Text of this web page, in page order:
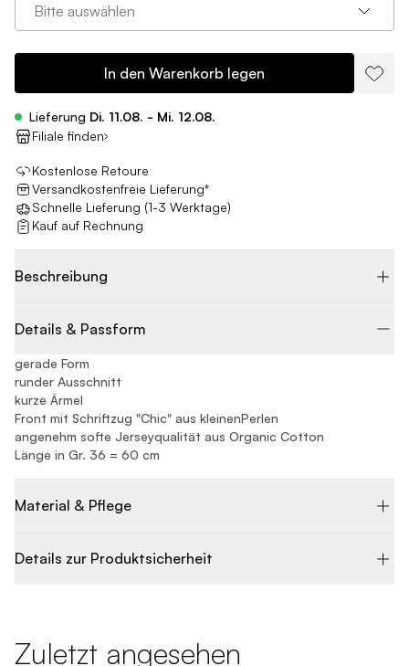
Bitte auswählen
In den Warenkorb legen
Lieferung Di. 11.08. - Mi. 12.08.
Filiale finden
Kostenlose Retoure
Versandkostenfreie Lieferung*
Schnelle Lieferung (1-3 Werktage)
Kauf auf Rechnung
Beschreibung
Details & Passform
gerade Form
runder Ausschnitt
kurze Ärmel
Front mit Schriftzug "Chic" aus kleinenPerlen
angenehm softe Jerseyqualität aus Organic Cotton
Länge in Gr. 36 = 60 cm
Material & Pflege
Details zur Produktsicherheit
Zuletzt angesehen